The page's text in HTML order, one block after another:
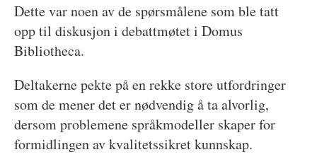
Dette var noen av de spørsmålene som ble tatt
opp til diskusjon i debattmøtet i Domus
Bibliotheca.
Deltakerne pekte på en rekke store utfordringer
som de mener det er nødvendig å ta alvorlig,
dersom problemene språkmodeller skaper for
formidlingen av kvalitetssikret kunnskap.